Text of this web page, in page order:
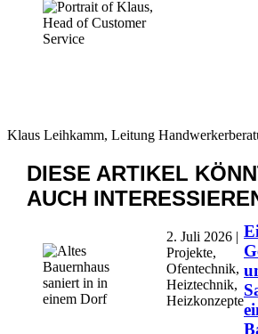
Klaus Leihkamm, Leitung
DIESE ARTIKEL
AUCH
2. Juli 2026 |
Projekte,
Ofentechnik,
Heiztechnik,
Heizkonzepte